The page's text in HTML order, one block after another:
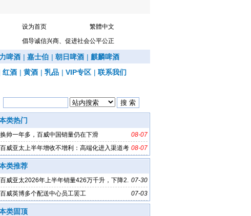
设为首页
繁體中文
倡导诚信兴商、促进社会公平公正
啤酒 | 嘉士伯 | 朝日啤酒 | 麒麟啤酒
红酒 | 黄酒 | 乳品 | VIP专区 | 联系我们
类热门
08-07
换帅一年多，百威中国销量仍在下滑
08-07
百威亚太上半年增收不增利：高端化进入渠道考
期
类推荐
07-30
百威亚太2026年上半年销量426万千升，下降2.
07-03
百威英博多个配送中心员工罢工
类固顶